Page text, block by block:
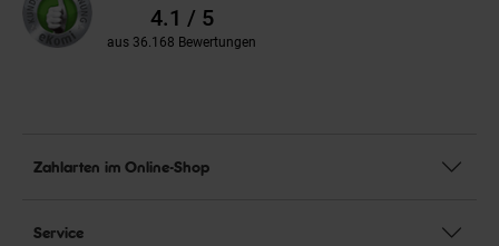
Bewertungen4.1 / 5
aus 36.168 Bewertungen
Zahlarten im Online-Shop
Service